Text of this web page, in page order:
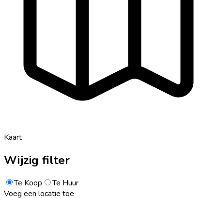
Kaart
Wijzig filter
Te Koop
Te Huur
Voeg een locatie toe